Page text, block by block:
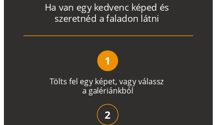
Tölts fel egy képet, vagyválassz
a galériánkból
Ha van egy kedvenc képed és
szeretnéd a faladon látni
1
2